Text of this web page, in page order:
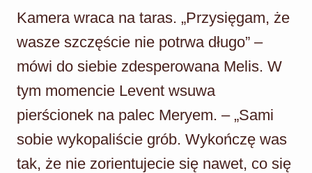
Kamera wraca na taras. „Przysięgam, że
wasze szczęście nie potrwa długo” –
mówi do siebie zdesperowana Melis. W
tym momencie Levent wsuwa
pierścionek na palec Meryem. – „Sami
sobie wykopaliście grób. Wykończę was
tak, że nie zorientujecie się nawet, co się